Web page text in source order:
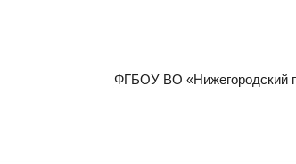
ФГБОУ ВО «Нижегородский